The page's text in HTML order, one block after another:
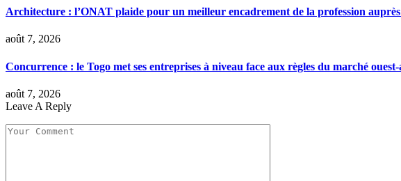
Architecture : l’ONAT plaide pour un meilleur encadrement de la profession
août 7, 2026
Concurrence : le Togo met ses entreprises à niveau face aux règles du marché
août 7, 2026
Leave A Reply